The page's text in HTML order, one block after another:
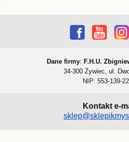
Dane firmy: F.H.U.
34-300 Żywiec, ul.
NIP: 553-139-
Kontakt e-